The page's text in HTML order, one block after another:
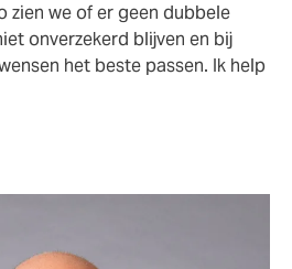
zien we of er geen dubbele
onverzekerd blijven en bij
het beste passen. Ik help